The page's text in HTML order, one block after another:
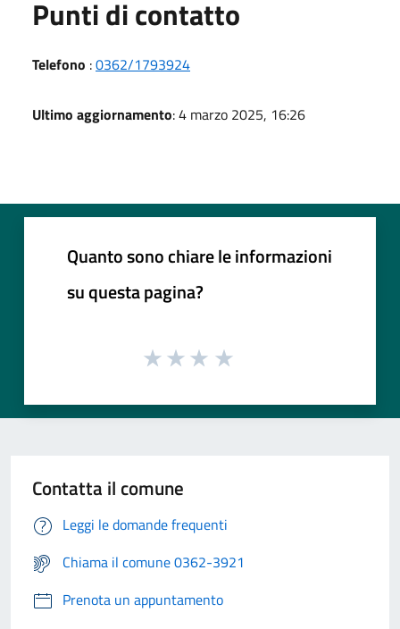
Punti di contatto
Telefono :0362/1793924
Ultimo aggiornamento: 4 marzo 2025, 16:26
Quanto sono chiare le informazioni
su questa pagina?
Contatta il comune
Leggi le domande frequenti
Chiama il comune 0362-3921
Prenota un appuntamento